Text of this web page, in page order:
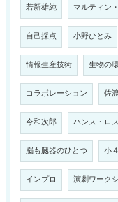
若新雄純 マルティン
自己採点 小野ひとみ
情報生産技術 生物の
コラボレーション 佐
今和次郎 ハンス・ロ
脳も臓器のひとつ 小
インプロ 演劇ワーク